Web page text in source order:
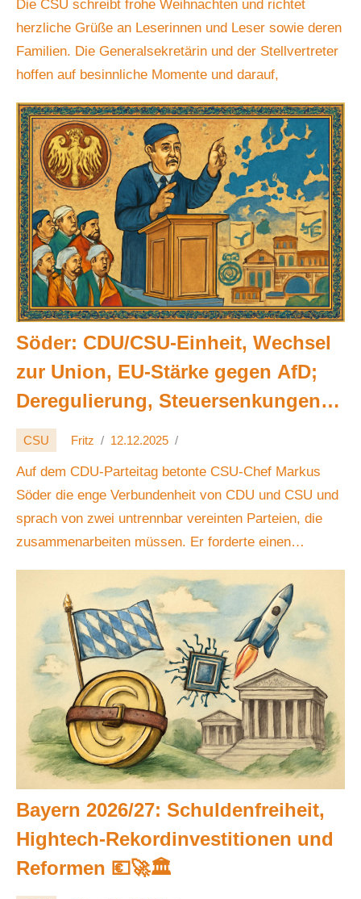
Die CSU schreibt frohe Weihnachten und richtet
herzliche Grüße an Leserinnen und Leser sowie deren
Familien. Die Generalsekretärin und der Stellvertreter
hoffen auf besinnliche Momente und darauf,
Söder: CDU/CSU‑Einheit, Wechsel
zur Union, EU‑Stärke gegen AfD;
Deregulierung, Steuersenkungen
und Investitionen 🇪🇺💶📈
CSU Fritz 12.12.2025
Auf dem CDU-Parteitag betonte CSU-Chef Markus
Söder die enge Verbundenheit von CDU und CSU und
sprach von zwei untrennbar vereinten Parteien, die
zusammenarbeiten müssen. Er forderte einen
Bayern 2026/27: Schuldenfreiheit,
Hightech-Rekordinvestitionen und
Reformen 💶🚀🏛️